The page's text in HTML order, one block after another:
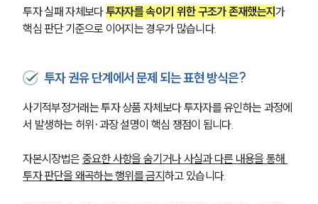
투자 실패 자체보다 투자자를 속이기 위한 구조가 존재했는지가
핵심 판단 기준으로 이어지는 경우가 많습니다.
투자 권유 단계에서 문제 되는 표현 방식은?
사기적부정거래는 투자 상품 자체보다 투자자를 유인하는 과정에
서 발생하는 허위·과장 설명이 핵심 쟁점이 됩니다.
자본시장법은 중요한 사항을 숨기거나 사실과 다른 내용을 통해
투자 판단을 왜곡하는 행위를 금지 하고 있습니다.